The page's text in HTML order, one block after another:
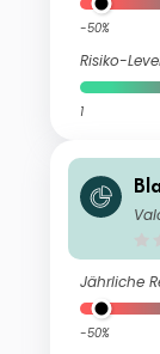
-50%
Risiko-
1
Jährliche
-50%